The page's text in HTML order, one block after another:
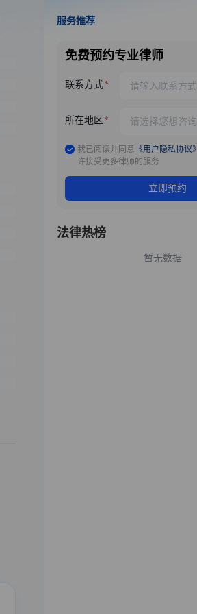
服务推荐
免费预约专业律师
联系方式
所在地区
我已阅读并同意 《用户隐私协议》
许接受更多律师的服务
立即预约
法律热榜
暂无数据